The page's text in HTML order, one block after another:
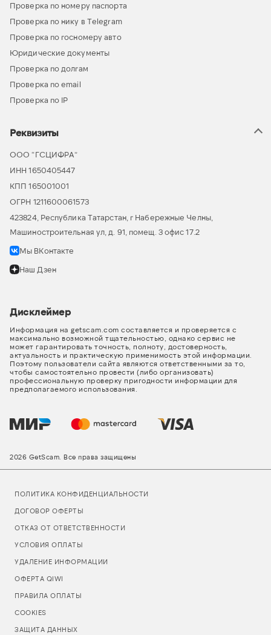
Проверка по номеру паспорта
Проверка по нику в Telegram
Проверка по госномеру авто
Юридические документы
Проверка по долгам
Проверка по email
Проверка по IP
Реквизиты
ООО “ГСЦИФРА”
ИНН 1650405447
КПП 165001001
ОГРН 1211600061573
423824, Республика Татарстан, г Набережные Челны,
Машиностроительная ул, д. 91, помещ. 3 офис 17.2
Мы ВКонтакте
Наш Дзен
Дисклеймер
Информация на getscam.com составляется и проверяется с
максимально возможной тщательностью, однако сервис не
может гарантировать точность, полноту, достоверность,
актуальность и практическую применимость этой информации.
Поэтому пользователи сайта являются ответственными за то,
чтобы самостоятельно провести (либо организовать)
профессиональную проверку пригодности информации для
предполагаемого использования.
2026 GetScam. Все права защищены
ПОЛИТИКА КОНФИДЕНЦИАЛЬНОСТИ
ДОГОВОР ОФЕРТЫ
ОТКАЗ ОТ ОТВЕТСТВЕННОСТИ
УСЛОВИЯ ОПЛАТЫ
УДАЛЕНИЕ ИНФОРМАЦИИ
ОФЕРТА QIWI
ПРАВИЛА ОПЛАТЫ
COOKIES
ЗАЩИТА ДАННЫХ